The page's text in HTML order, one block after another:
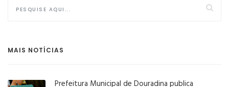
MAIS NOTÍCIAS
Prefeitura Municipal de Douradina publica